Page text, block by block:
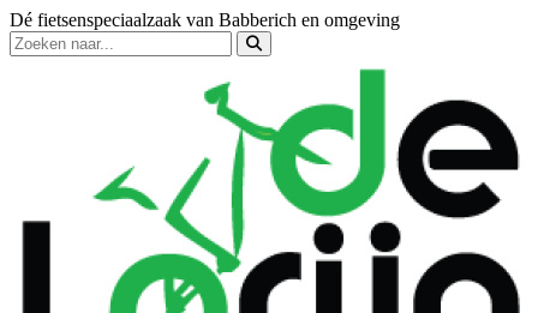
Dé fietsenspeciaalzaak van Babberich en omgeving